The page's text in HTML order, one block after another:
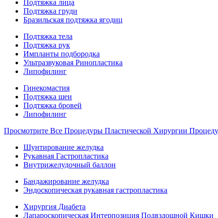
Подтяжка лица
Подтяжка груди
Бразильская подтяжка ягодиц
Подтяжка тела
Подтяжка рук
Импланты подбородка
Ультразвуковая Ринопластика
Липофилинг
Гинекомастия
Подтяжка шеи
Подтяжка бровей
Липофилинг
Просмотрите Все Процедуры Пластической Хирургии
Шунтирование желудка
Рукавная Гастропластика
Внутрижелудочный баллон
Бандажирование желудка
Эндоскопическая рукавная гастропластика
Хирургия Диабета
Лапароскопическая Интерпозиция Подвздошной Кишки